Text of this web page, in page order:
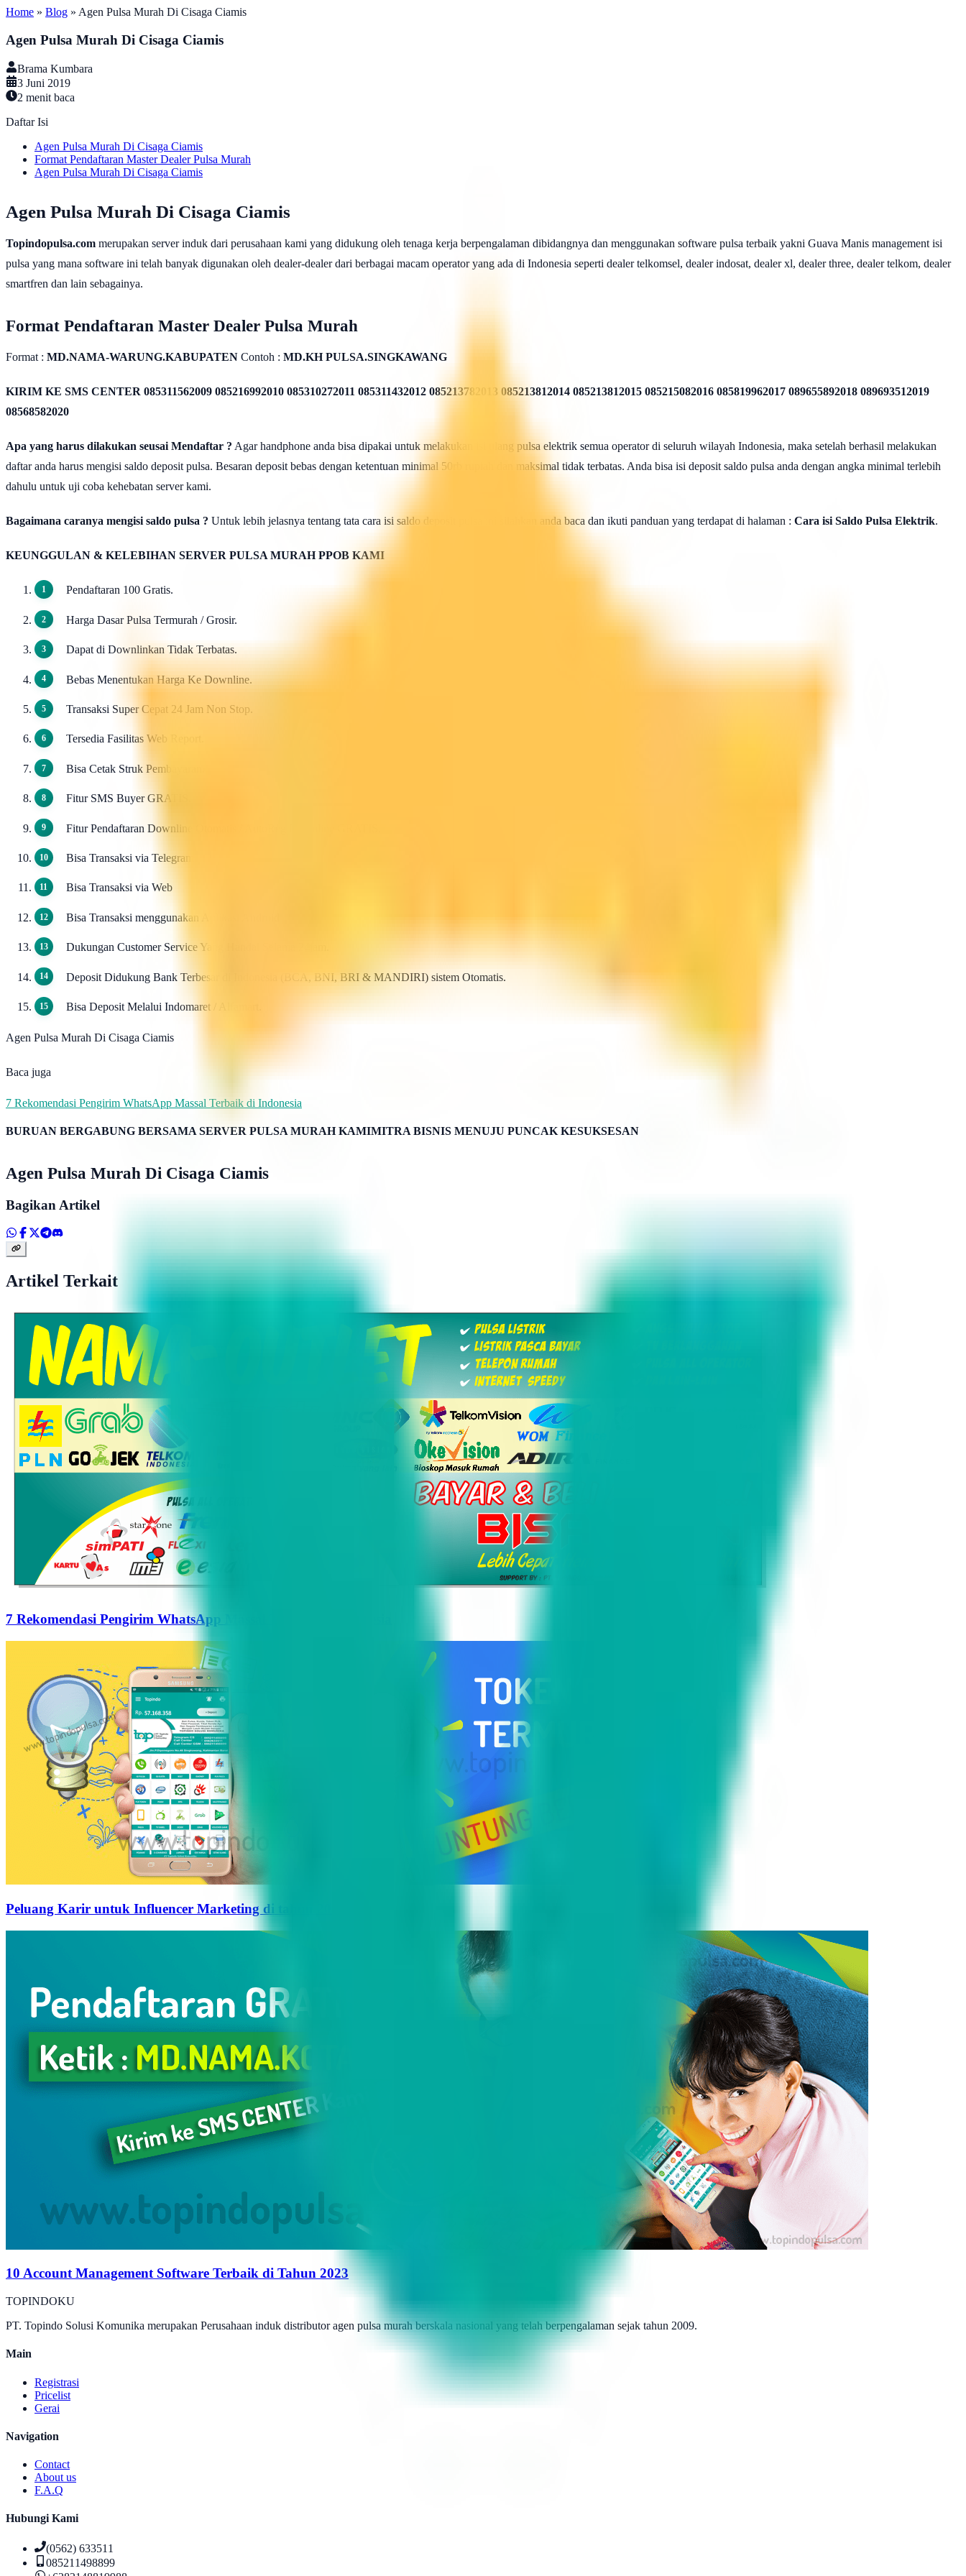
Home » Blog » Agen Pulsa Murah Di Cisaga Ciamis
Agen Pulsa Murah Di Cisaga Ciamis
Brama Kumbara
3 Juni 2019
2 menit baca
Daftar Isi
Agen Pulsa Murah Di Cisaga Ciamis
Format Pendaftaran Master Dealer Pulsa Murah
Agen Pulsa Murah Di Cisaga Ciamis
Agen Pulsa Murah Di Cisaga Ciamis
Topindopulsa.com merupakan server induk dari perusahaan kami yang didukung oleh tenaga kerja berpengalaman dibidangnya dan menggunakan software pulsa terbaik yakni Guava Manis management isi
pulsa yang mana software ini telah banyak digunakan oleh dealer-dealer dari berbagai macam operator yang ada di Indonesia seperti dealer telkomsel, dealer indosat, dealer xl, dealer three, dealer telkom, dealer
smartfren dan lain sebagainya.
Format Pendaftaran Master Dealer Pulsa Murah
Format : MD.NAMA-WARUNG.KABUPATEN Contoh : MD.KH PULSA.SINGKAWANG
KIRIM KE SMS CENTER 085311562009 085216992010 085310272011 085311432012 085213782013 085213812014 085213812015 085215082016 085819962017 089655892018 089693512019
08568582020
Apa yang harus dilakukan seusai Mendaftar ? Agar handphone anda bisa dipakai untuk melakukan isi ulang pulsa elektrik semua operator di seluruh wilayah Indonesia, maka setelah berhasil melakukan
daftar anda harus mengisi saldo deposit pulsa. Besaran deposit bebas dengan ketentuan minimal 50rb rupiah dan maksimal tidak terbatas. Anda bisa isi deposit saldo pulsa anda dengan angka minimal terlebih
dahulu untuk uji coba kehebatan server kami.
Bagaimana caranya mengisi saldo pulsa ? Untuk lebih jelasnya tentang tata cara isi saldo deposit pulsa ini silahkan anda baca dan ikuti panduan yang terdapat di halaman : Cara isi Saldo Pulsa Elektrik.
KEUNGGULAN & KELEBIHAN SERVER PULSA MURAH PPOB KAMI
Pendaftaran 100 Gratis.
Harga Dasar Pulsa Termurah / Grosir.
Dapat di Downlinkan Tidak Terbatas.
Bebas Menentukan Harga Ke Downline.
Transaksi Super Cepat 24 Jam Non Stop.
Tersedia Fasilitas Web Report.
Bisa Cetak Struk Pembayaran.
Fitur SMS Buyer GRATIS.
Fitur Pendaftaran Downline Otomatis / AutoReg Downline GRATIS.
Bisa Transaksi via Telegram
Bisa Transaksi via Web
Bisa Transaksi menggunakan Aplikasi Android
Dukungan Customer Service Yang Handal Selama 24jam.
Deposit Didukung Bank Terbesar di Indonesia (BCA, BNI, BRI & MANDIRI) sistem Otomatis.
Bisa Deposit Melalui Indomaret / Alfamart.
Agen Pulsa Murah Di Cisaga Ciamis
Baca juga
7 Rekomendasi Pengirim WhatsApp Massal Terbaik di Indonesia
BURUAN BERGABUNG BERSAMA SERVER PULSA MURAH KAMIMITRA BISNIS MENUJU PUNCAK KESUKSESAN
Agen Pulsa Murah Di Cisaga Ciamis
Bagikan Artikel
Artikel Terkait
7 Rekomendasi Pengirim WhatsApp Massal Terbaik di Indonesia
Peluang Karir untuk Influencer Marketing di tahun 2023
10 Account Management Software Terbaik di Tahun 2023
TOPINDOKU
PT. Topindo Solusi Komunika merupakan Perusahaan induk distributor agen pulsa murah berskala nasional yang telah berpengalaman sejak tahun 2009.
Main
Registrasi
Pricelist
Gerai
Navigation
Contact
About us
F.A.Q
Hubungi Kami
(0562) 633511
085211498899